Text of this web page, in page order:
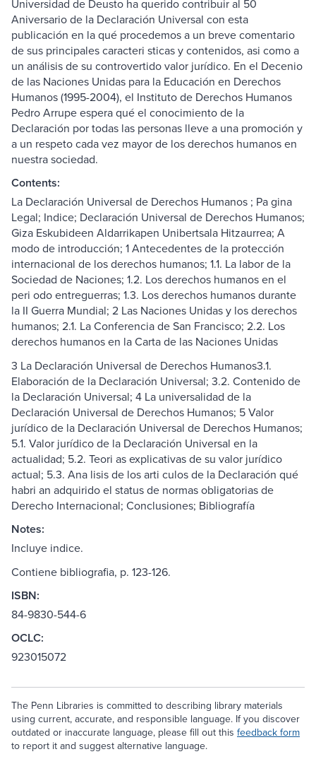
Universidad de Deusto ha querido contribuir al 50
Aniversario de la Declaración Universal con esta
publicación en la qué procedemos a un breve comentario
de sus principales caracteri sticas y contenidos, asi como a
un análisis de su controvertido valor jurídico. En el Decenio
de las Naciones Unidas para la Educación en Derechos
Humanos (1995-2004), el Instituto de Derechos Humanos
Pedro Arrupe espera qué el conocimiento de la
Declaración por todas las personas lleve a una promoción y
a un respeto cada vez mayor de los derechos humanos en
nuestra sociedad.
Contents:
La Declaración Universal de Derechos Humanos ; Pa gina
Legal; Indice; Declaración Universal de Derechos Humanos;
Giza Eskubideen Aldarrikapen Unibertsala Hitzaurrea; A
modo de introducción; 1 Antecedentes de la protección
internacional de los derechos humanos; 1.1. La labor de la
Sociedad de Naciones; 1.2. Los derechos humanos en el
peri odo entreguerras; 1.3. Los derechos humanos durante
la II Guerra Mundial; 2 Las Naciones Unidas y los derechos
humanos; 2.1. La Conferencia de San Francisco; 2.2. Los
derechos humanos en la Carta de las Naciones Unidas
3 La Declaración Universal de Derechos Humanos3.1.
Elaboración de la Declaración Universal; 3.2. Contenido de
la Declaración Universal; 4 La universalidad de la
Declaración Universal de Derechos Humanos; 5 Valor
jurídico de la Declaración Universal de Derechos Humanos;
5.1. Valor jurídico de la Declaración Universal en la
actualidad; 5.2. Teori as explicativas de su valor jurídico
actual; 5.3. Ana lisis de los arti culos de la Declaración qué
habri an adquirido el status de normas obligatorias de
Derecho Internacional; Conclusiones; Bibliografía
Notes:
Incluye indice.
Contiene bibliografia, p. 123-126.
ISBN:
84-9830-544-6
OCLC:
923015072
The Penn Libraries is committed to describing library materials
using current, accurate, and responsible language. If you discover
outdated or inaccurate language, please fill out this feedback form
to report it and suggest alternative language.